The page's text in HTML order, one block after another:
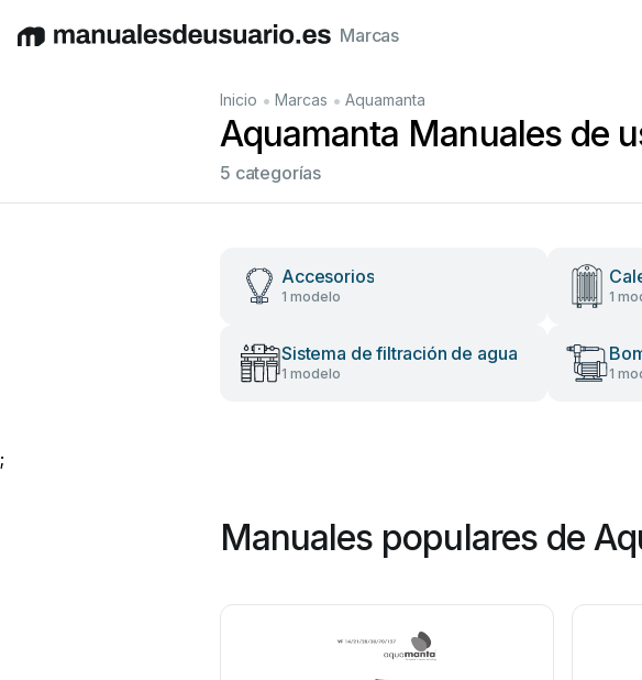
EnglishDeutschEspañolItaliano Français
Marcas
Inicio • Marcas • Aquamanta
Aquamanta Manuales de
5 categorías
Accesorios
1 modelo 1
Sistema de filtración de agua
1 modelo 1
;
Manuales populares de